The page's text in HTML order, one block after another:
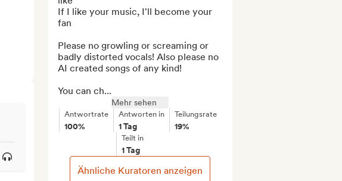
If I like your music, I'll become your
fan
Please no growling or screaming or
badly distorted vocals! Also please no
AI created songs of any kind!
You can ch...
Mehr sehen
Antwortrate
100%
Antworten in
1 Tag
Teilungsrate
19%
Teilt in
1 Tag
Ähnliche Kuratoren anzeigen